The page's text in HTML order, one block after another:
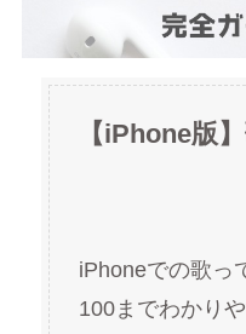
【iPhone版
iPhoneでの歌っ
100までわかり